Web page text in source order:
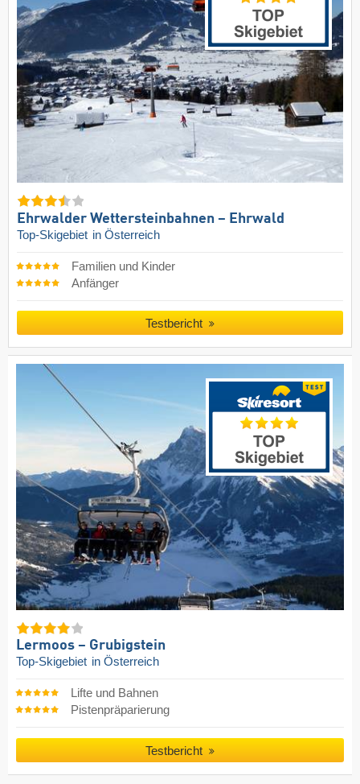
Ehrwalder Wettersteinbahnen – Ehrwald
Top-Skigebiet in Österreich
Familien und Kinder
Anfänger
Testbericht
Lermoos – Grubigstein
Top-Skigebiet in Österreich
Lifte und Bahnen
Pistenpräparierung
Testbericht